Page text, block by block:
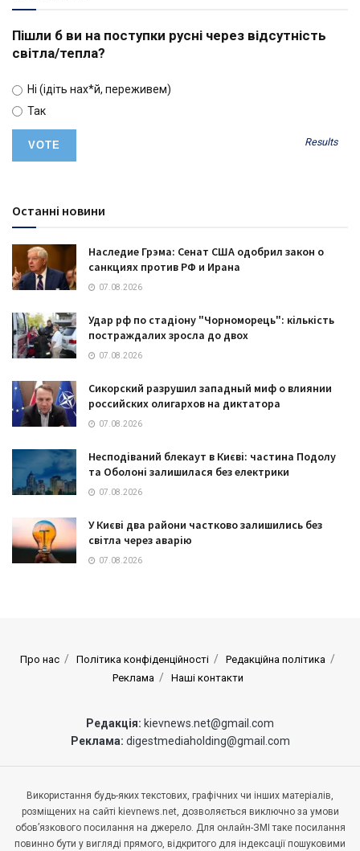
Пішли б ви на поступки русні через відсутність
світла/тепла?
Ні (ідіть нах*й, переживем)
Так
Results
Останні новини
Наследие Грэма: Сенат США одобрил закон о
санкциях против РФ и Ирана
07.08.2026
Удар рф по стадіону "Чорноморець": кількість
постраждалих зросла до двох
07.08.2026
Сикорский разрушил западный миф о влиянии
российских олигархов на диктатора
07.08.2026
Несподіваний блекаут в Києві: частина Подолу
та Оболоні залишилася без електрики
07.08.2026
У Києві два райони частково залишились без
світла через аварію
07.08.2026
Про нас Політика конфіденційності
Редакційна політика
Реклама
Наші контакти
Редакція: kievnews.net@gmail.com
Реклама: digestmediaholding@gmail.com
Використання будь-яких текстових, графічних чи інших матеріалів,
розміщених на сайті kievnews.net, дозволяється виключно за умови
обов’язкового посилання на джерело. Для онлайн-ЗМІ таке посилання
повинно бути у вигляді прямого, відкритого для індексації пошуковими